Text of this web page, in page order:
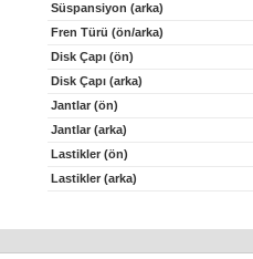
Süspansiyon (arka)
Fren Türü (ön/arka)
Disk Çapı (ön)
Disk Çapı (arka)
Jantlar (ön)
Jantlar (arka)
Lastikler (ön)
Lastikler (arka)